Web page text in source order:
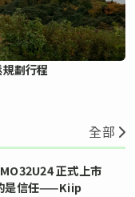
劃行程
全部
正式上市
是信任——Kiip